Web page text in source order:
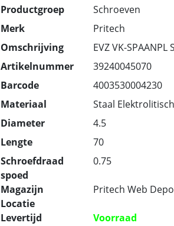
Productgroep
Schroeven
Merk
Pritech
Omschrijving
EVZ VK-SPAANPL
Artikelnummer
39240045070
Barcode
4003530004230
Materiaal
Staal
Diameter
4.5
Lengte
70
Schroefdraad
spoed
0.75
Magazijn
Locatie
Pritech Web
Levertijd Voorraad